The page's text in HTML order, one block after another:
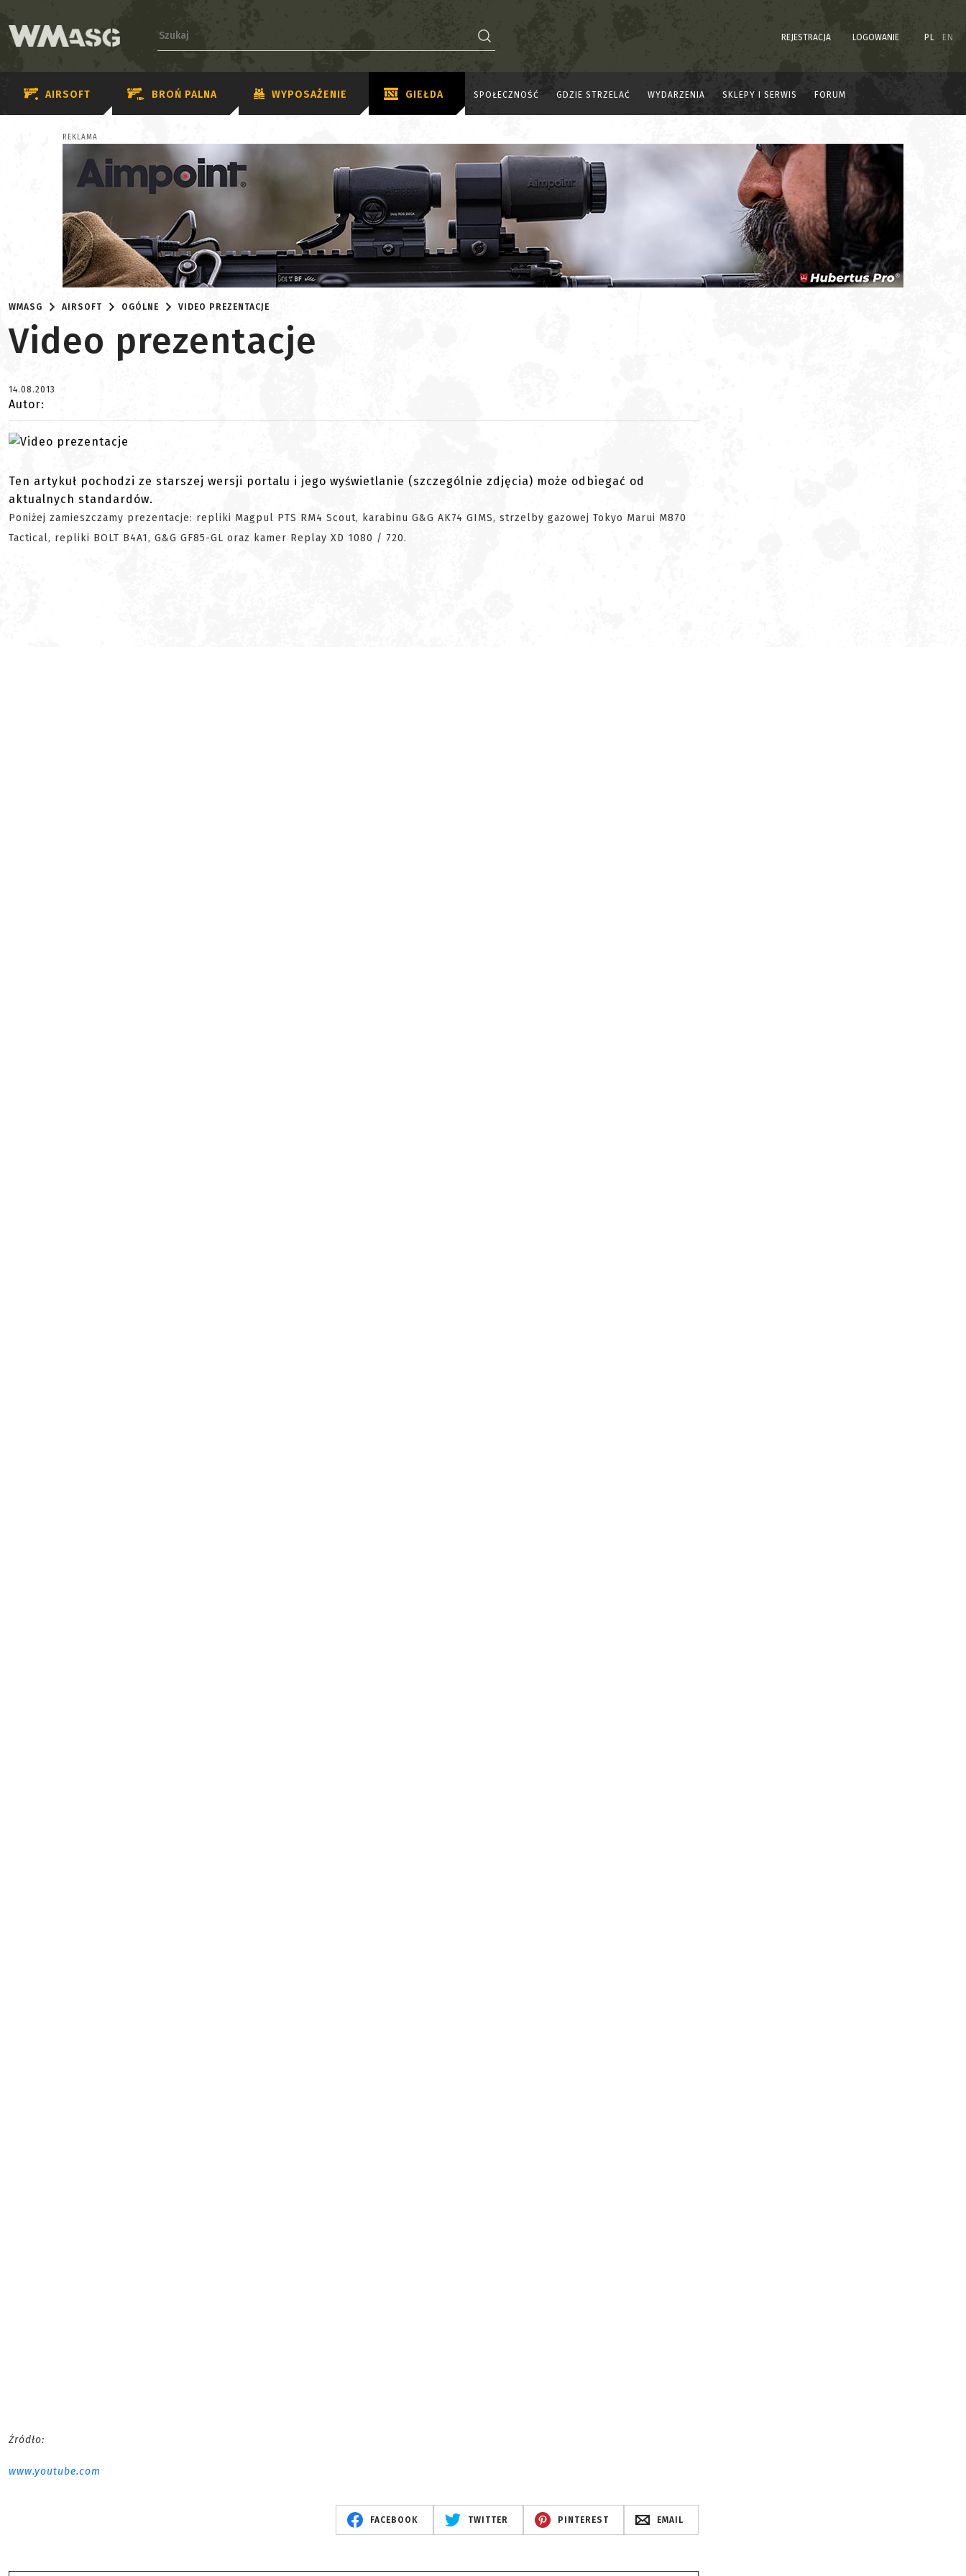
REJESTRACJA LOGOWANIE PL EN
AIRSOFT BROŃ PALNA WYPOSAŻENIE GIEŁDA SPOŁECZNOŚĆ GDZIE STRZELAĆ WYDARZENIA SKLEPY I SERWIS FORUM
REKLAMA
WMASG AIRSOFT OGÓLNE VIDEO PREZENTACJE
Video prezentacje
14.08.2013
Autor:
Ten artykuł pochodzi ze starszej wersji portalu i jego wyświetlanie (szczególnie zdjęcia) może odbiegać od
aktualnych standardów.
Poniżej zamieszczamy prezentacje: repliki Magpul PTS RM4 Scout, karabinu G&G AK74 GIMS, strzelby gazowej Tokyo Marui M870
Tactical, repliki BOLT B4A1, G&G GF85-GL oraz kamer Replay XD 1080 / 720.
Źródło:
www.youtube.com
FACEBOOK TWITTER PINTEREST EMAIL